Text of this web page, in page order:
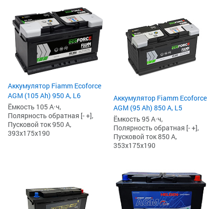
Аккумулятор Fiamm Ecoforce
AGM (105 Ah) 950 А, L6
Ёмкость 105 А·ч,
Полярность обратная [- +],
Пусковой ток 950 А,
393x175x190
Аккумулятор Fiamm Ecoforce
AGM (95 Ah) 850 A, L5
Ёмкость 95 А·ч,
Полярность обратная [- +],
Пусковой ток 850 А,
353x175x190